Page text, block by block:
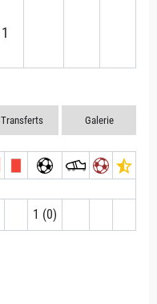
1
Transferts Galerie
1 (0)